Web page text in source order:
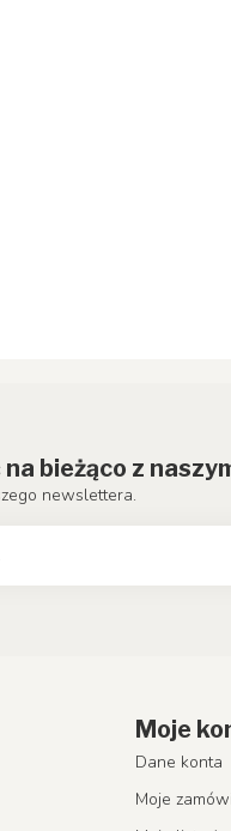
na bieżąco z
newslettera.
Moje
Dane konta
Moje